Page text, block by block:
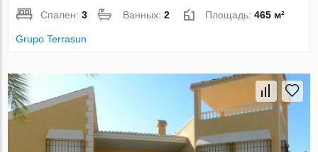
Спален:3 Ванных:2 Площадь:465 м²
Grupo Terrasun